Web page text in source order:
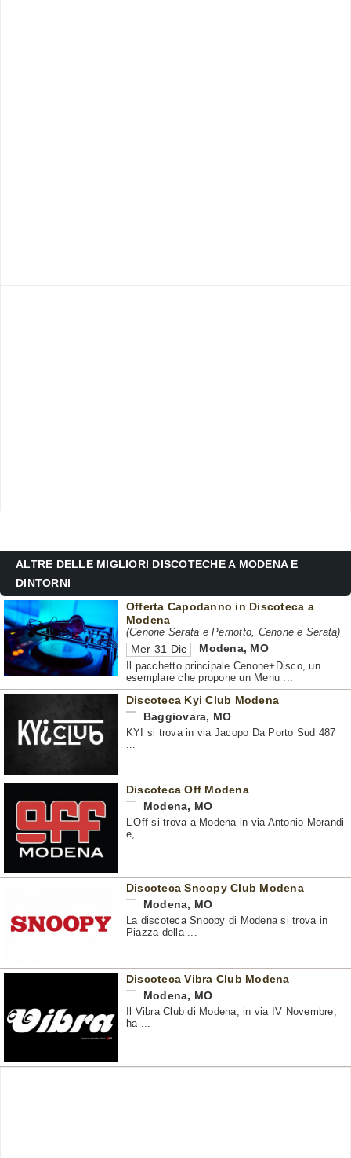
ALTRE DELLE MIGLIORI DISCOTECHE A MODENA E
DINTORNI
Offerta Capodanno in Discoteca a
Modena
(Cenone Serata e Pernotto, Cenone e Serata)
Mer 31 Dic Modena, MO
Il pacchetto principale Cenone+Disco, un
esemplare che propone un Menu ...
Discoteca Kyi Club Modena
Baggiovara, MO
KYI si trova in via Jacopo Da Porto Sud 487
Discoteca Off Modena
Modena, MO
L’Off si trova a Modena in via Antonio Morandi
e, ...
Discoteca Snoopy Club Modena
Modena, MO
La discoteca Snoopy di Modena si trova in
Piazza della ...
Discoteca Vibra Club Modena
Modena, MO
Il Vibra Club di Modena, in via IV Novembre,
ha ...